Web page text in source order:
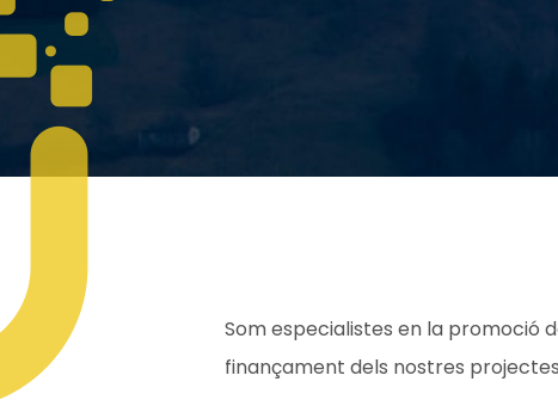
Som especialistes en la promoció
finançament dels nostres